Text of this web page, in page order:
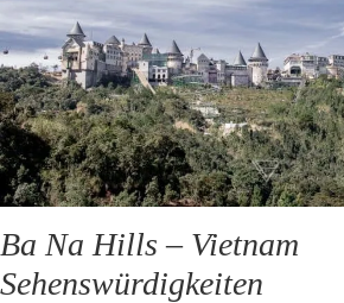
Ba Na Hills – Vietnam
Sehenswürdigkeiten